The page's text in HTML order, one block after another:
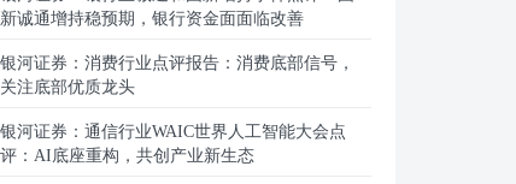
新诚通增持稳预期，银行资金面面临改善
银河证券： 消费行业点评报告：消费底部信号，
关注底部优质龙头
银河证券： 通信行业WAIC世界人工智能大会点
评：AI底座重构，共创产业新生态